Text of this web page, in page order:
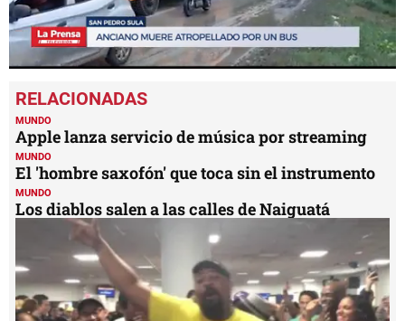
seconds
of
1
minute,
17
seconds
MUNDO
Apple lanza servicio de música por streaming
MUNDO
El 'hombre saxofón' que toca sin el instrumento
MUNDO
Los diablos salen a las calles de Naiguatá